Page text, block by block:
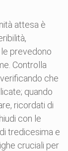
attesa è
prevedono
Controlla
che
quando
ricordati di
con le
tredicesima e
cruciali per